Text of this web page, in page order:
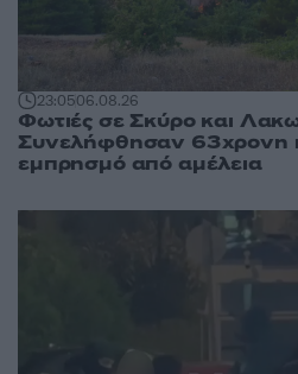
23:0506.08.26
Φωτιές σε Σκύρο και
Συνελήφθησαν 63χρονη
εμπρησμό από αμέλεια